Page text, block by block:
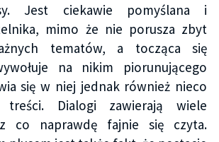
Jest ciekawie pomyślana i
mimo że nie porusza zbyt
tematów, a tocząca się
na nikim piorunującego
się w niej jednak również nieco
treści. Dialogi zawierają wiele
co naprawdę fajnie się czyta.